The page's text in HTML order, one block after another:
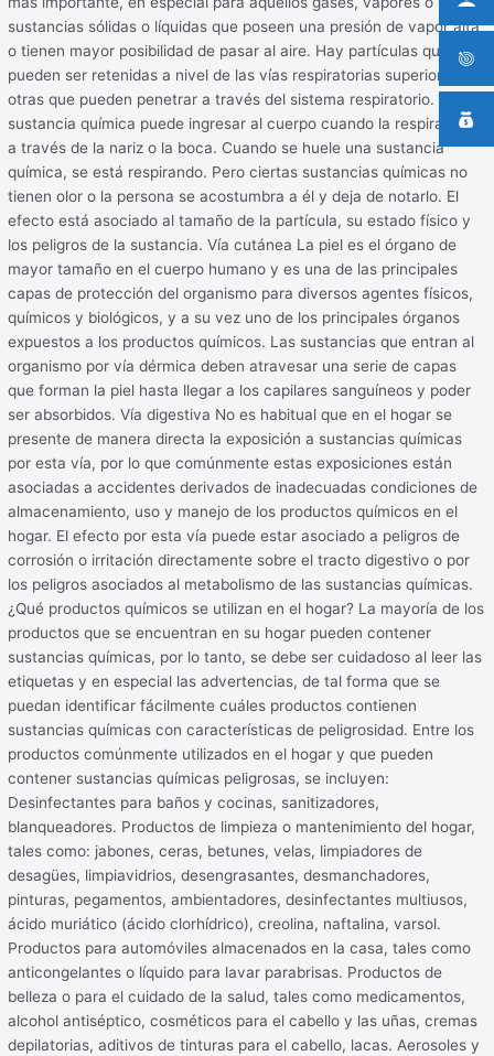
sustancias sólidas o líquidas que poseen una presión de vapor alta
o tienen mayor posibilidad de pasar al aire. Hay partículas que
pueden ser retenidas a nivel de las vías respiratorias superiores y
otras que pueden penetrar a través del sistema respiratorio. La
sustancia química puede ingresar al cuerpo cuando la respiramos
a través de la nariz o la boca. Cuando se huele una sustancia
química, se está respirando. Pero ciertas sustancias químicas no
tienen olor o la persona se acostumbra a él y deja de notarlo. El
efecto está asociado al tamaño de la partícula, su estado físico y
los peligros de la sustancia. Vía cutánea La piel es el órgano de
mayor tamaño en el cuerpo humano y es una de las principales
capas de protección del organismo para diversos agentes físicos,
químicos y biológicos, y a su vez uno de los principales órganos
expuestos a los productos químicos. Las sustancias que entran al
organismo por vía dérmica deben atravesar una serie de capas
que forman la piel hasta llegar a los capilares sanguíneos y poder
ser absorbidos. Vía digestiva No es habitual que en el hogar se
presente de manera directa la exposición a sustancias químicas
por esta vía, por lo que comúnmente estas exposiciones están
asociadas a accidentes derivados de inadecuadas condiciones de
almacenamiento, uso y manejo de los productos químicos en el
hogar. El efecto por esta vía puede estar asociado a peligros de
corrosión o irritación directamente sobre el tracto digestivo o por
los peligros asociados al metabolismo de las sustancias químicas.
¿Qué productos químicos se utilizan en el hogar? La mayoría de los
productos que se encuentran en su hogar pueden contener
sustancias químicas, por lo tanto, se debe ser cuidadoso al leer las
etiquetas y en especial las advertencias, de tal forma que se
puedan identificar fácilmente cuáles productos contienen
sustancias químicas con características de peligrosidad. Entre los
productos comúnmente utilizados en el hogar y que pueden
contener sustancias químicas peligrosas, se incluyen:
Desinfectantes para baños y cocinas, sanitizadores,
blanqueadores. Productos de limpieza o mantenimiento del hogar,
tales como: jabones, ceras, betunes, velas, limpiadores de
desagües, limpiavidrios, desengrasantes, desmanchadores,
pinturas, pegamentos, ambientadores, desinfectantes multiusos,
ácido muriático (ácido clorhídrico), creolina, naftalina, varsol.
Productos para automóviles almacenados en la casa, tales como
anticongelantes o líquido para lavar parabrisas. Productos de
belleza o para el cuidado de la salud, tales como medicamentos,
alcohol antiséptico, cosméticos para el cabello y las uñas, cremas
depilatorias, aditivos de tinturas para el cabello, lacas. Aerosoles y